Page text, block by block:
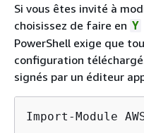
Si vous êtes invité à
choisissez de faire en Y
PowerShell exige que
configuration
signés par un éditeur
Import-Module